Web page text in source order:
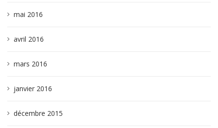
mai 2016
avril 2016
mars 2016
janvier 2016
décembre 2015